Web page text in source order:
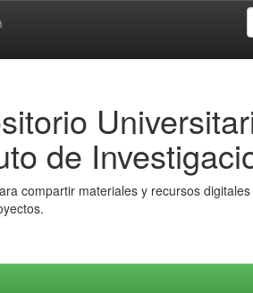
de
compartir materiales y recursos